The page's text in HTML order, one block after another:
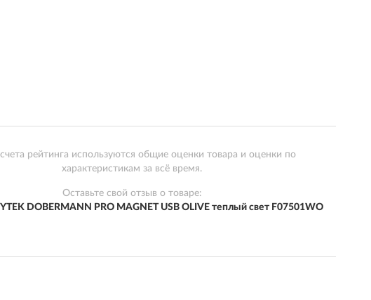
рейтинга используются общие оценки товара и оценки по
характеристикам за всё время.
Оставьте свой отзыв о товаре:
DOBERMANN PRO MAGNET USB OLIVE теплый свет F07501WO